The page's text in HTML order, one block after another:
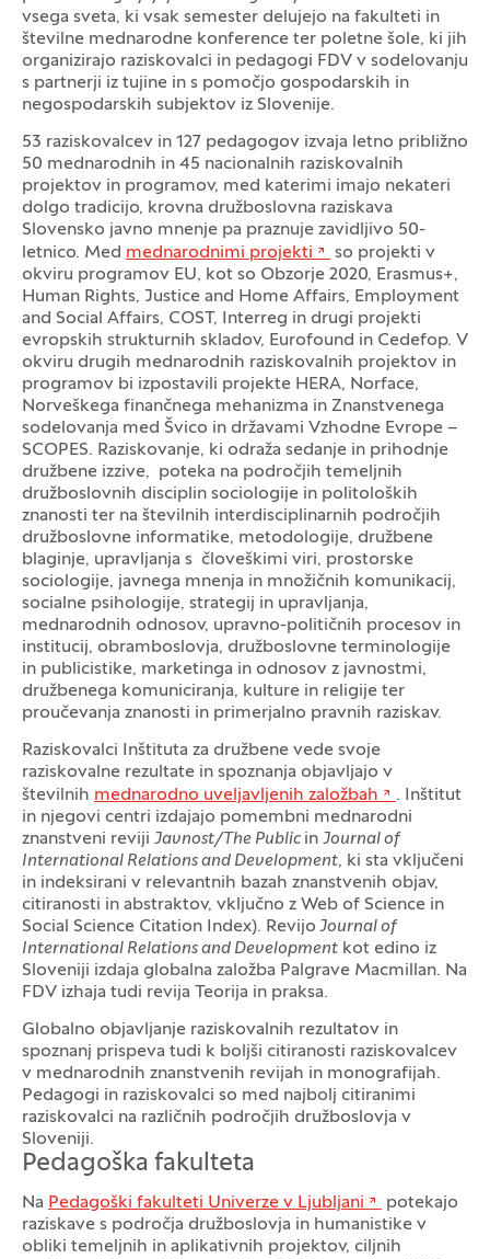
vsega sveta, ki vsak semester delujejo na fakulteti in
številne mednarodne konference ter poletne šole, ki jih
organizirajo raziskovalci in pedagogi FDV v sodelovanju
s partnerji iz tujine in s pomočjo gospodarskih in
negospodarskih subjektov iz Slovenije.
53 raziskovalcev in 127 pedagogov izvaja letno približno
50 mednarodnih in 45 nacionalnih raziskovalnih
projektov in programov, med katerimi imajo nekateri
dolgo tradicijo, krovna družboslovna raziskava
Slovensko javno mnenje pa praznuje zavidljivo 50-
letnico. Med mednarodnimi projekti
so projekti v
okviru programov EU, kot so Obzorje 2020, Erasmus+,
Human Rights, Justice and Home Affairs, Employment
and Social Affairs, COST, Interreg in drugi projekti
evropskih strukturnih skladov, Eurofound in Cedefop. V
okviru drugih mednarodnih raziskovalnih projektov in
programov bi izpostavili projekte HERA, Norface,
Norveškega finančnega mehanizma in Znanstvenega
sodelovanja med Švico in državami Vzhodne Evrope –
SCOPES. Raziskovanje, ki odraža sedanje in prihodnje
družbene izzive, poteka na področjih temeljnih
družboslovnih disciplin sociologije in politoloških
znanosti ter na številnih interdisciplinarnih področjih
družboslovne informatike, metodologije, družbene
blaginje, upravljanja s človeškimi viri, prostorske
sociologije, javnega mnenja in množičnih komunikacij,
socialne psihologije, strategij in upravljanja,
mednarodnih odnosov, upravno-političnih procesov in
institucij, obramboslovja, družboslovne terminologije
in publicistike, marketinga in odnosov z javnostmi,
družbenega komuniciranja, kulture in religije ter
proučevanja znanosti in primerjalno pravnih raziskav.
Raziskovalci Inštituta za družbene vede svoje
raziskovalne rezultate in spoznanja objavljajo v
številnih mednarodno uveljavljenih založbah
. Inštitut
in njegovi centri izdajajo pomembni mednarodni
znanstveni reviji Javnost/The Public in Journal of
International Relations and Development, ki sta vključeni
in indeksirani v relevantnih bazah znanstvenih objav,
citiranosti in abstraktov, vključno z Web of Science in
Social Science Citation Index). Revijo Journal of
International Relations and Development kot edino iz
Sloveniji izdaja globalna založba Palgrave Macmillan. Na
FDV izhaja tudi revija Teorija in praksa.
Globalno objavljanje raziskovalnih rezultatov in
spoznanj prispeva tudi k boljši citiranosti raziskovalcev
v mednarodnih znanstvenih revijah in monografijah.
Pedagogi in raziskovalci so med najbolj citiranimi
raziskovalci na različnih področjih družboslovja v
Sloveniji.
Pedagoška fakulteta
Na Pedagoški fakulteti Univerze v Ljubljani
potekajo
raziskave s področja družboslovja in humanistike v
obliki temeljnih in aplikativnih projektov, ciljnih